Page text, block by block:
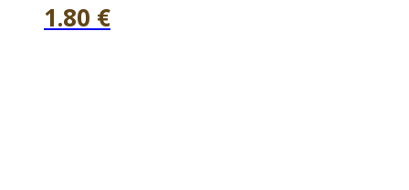
1.80 €